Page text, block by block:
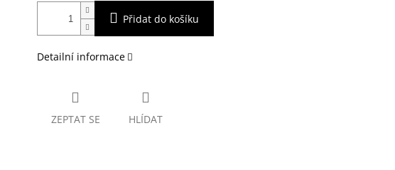
Přidat do košíku
Detailní informace
ZEPTAT SE HLÍDAT